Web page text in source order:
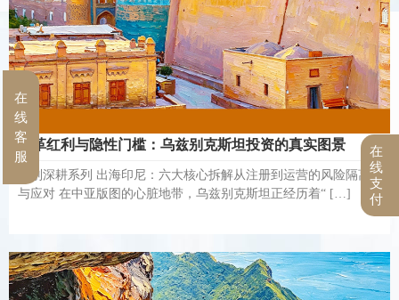
改革红利与隐性门槛：乌兹别克斯坦投资的真实图景
国别深耕系列 出海印尼：六大核心拆解从注册到运营的风险隔离
与应对 在中亚版图的心脏地带，乌兹别克斯坦正经历着“ […]
在
线
客
服
在
线
支
付